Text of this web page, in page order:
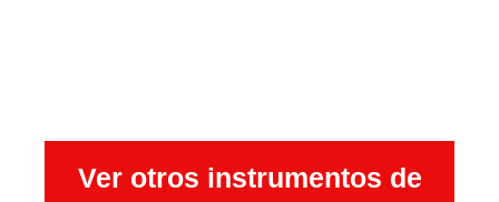
Ver otros instrumentos de